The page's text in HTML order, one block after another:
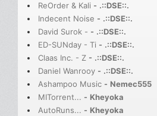
ReOrder & Kali - .::DSE::.
Indecent Noise - .::DSE::.
David Surok - - .::DSE::.
ED-SUNday - Ti - .::DSE::.
Claas Inc. - Z - .::DSE::.
Daniel Wanrooy - .::DSE::.
Ashampoo Music - Nemec555
MITorrent... - Kheyoka
AutoRuns... - Kheyoka